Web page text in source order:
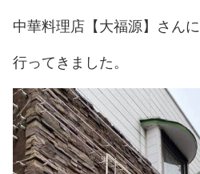
中華料理店【大福源】さんに
行ってきました。